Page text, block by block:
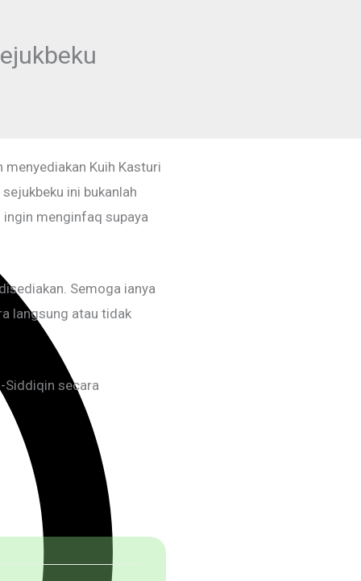
Kuih Kasturi
ini bukanlah
menginfaq supaya
Semoga ianya
langsung atau tidak
Siddiqin secara